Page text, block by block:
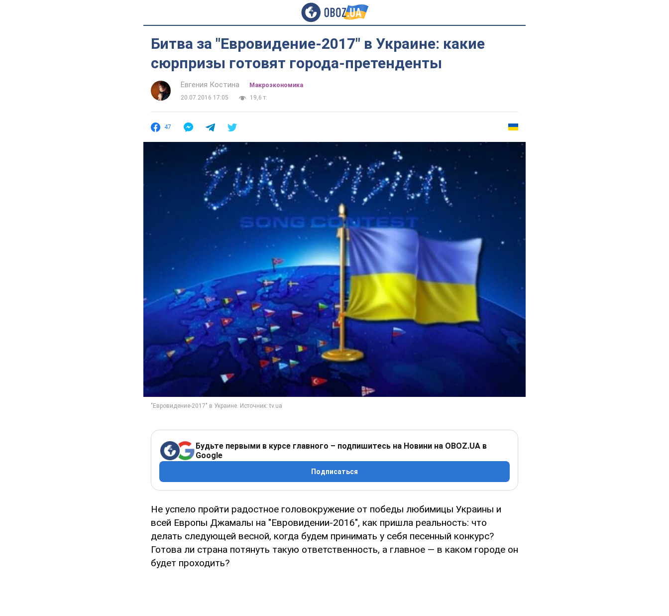
Битва за "Евровидение-2017" в Украине: какие
сюрпризы готовят города-претенденты
Евгения Костина
Mакроэкономика
20.07.2016 17:05
19,6 т.
47
Будьте первыми в курсе главного – подпишитесь на Новини на OBOZ.UA в
Google
Подписаться
Не успело пройти радостное головокружение от победы любимицы Украины и
всей Европы Джамалы на "Евровидении-2016", как пришла реальность: что
делать следующей весной, когда будем принимать у себя песенный конкурс?
Готова ли страна потянуть такую ответственность, а главное — в каком городе он
будет проходить?